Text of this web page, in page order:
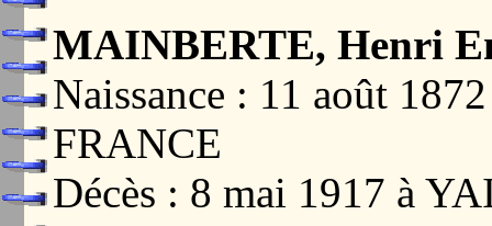
MAINBERTE, Henri
Naissance : 11 août
FRANCE
Décès : 8 mai 1917 à